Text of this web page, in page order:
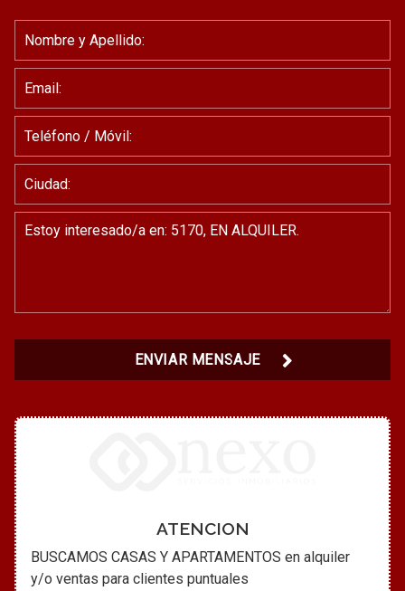
ENVIAR MENSAJE
ATENCION
BUSCAMOS CASAS Y APARTAMENTOS en alquiler
y/o ventas para clientes puntuales